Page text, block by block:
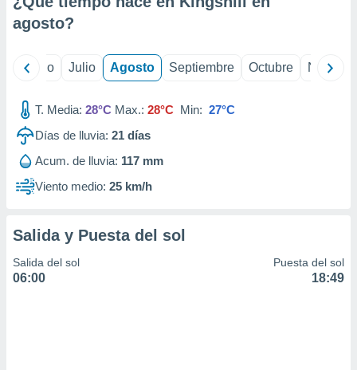
e
publicidad
publicidad
de
agosto?
Junio Julio Agosto Septiembre Octubre
T. Media: 28°C Max.: 28°C Min: 27°C
Días de lluvia: 21 días
Acum. de lluvia: 117 mm
Viento medio: 25 km/h
Salida y Puesta del sol
Salida del sol
06:00
Puesta del sol
18:49